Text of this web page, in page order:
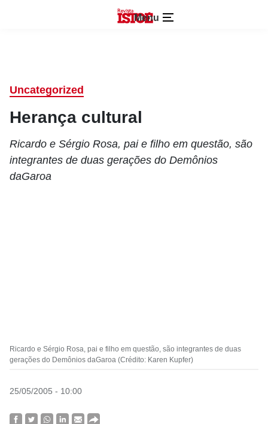
Menu
Uncategorized
Herança cultural
Ricardo e Sérgio Rosa, pai e filho em questão, são
integrantes de duas gerações do Demônios
daGaroa
Ricardo e Sérgio Rosa, pai e filho em questão, são integrantes de duas
gerações do Demônios daGaroa (Crédito: Karen Kupfer)
25/05/2005 - 10:00